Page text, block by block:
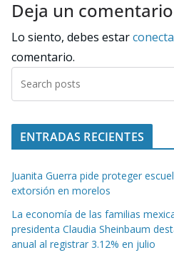
Deja un comentario
Lo siento, debes estar
comentario.
ENTRADAS RECIENTES
Juanita Guerra pide proteger
extorsión en morelos
La economía de las familias
presidenta Claudia Sheinbaum
anual al registrar 3.12% en julio